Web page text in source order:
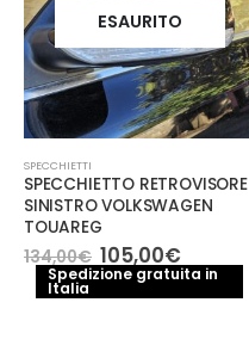
ESAURITO
SPECCHIETTI
SPECCHIETTO RETROVISORE
SINISTRO VOLKSWAGEN
TOUAREG
134,00€ Il
prezzo
originale
105,00€Il
prezzo
attuale
Spedizione gratuita in
Italia